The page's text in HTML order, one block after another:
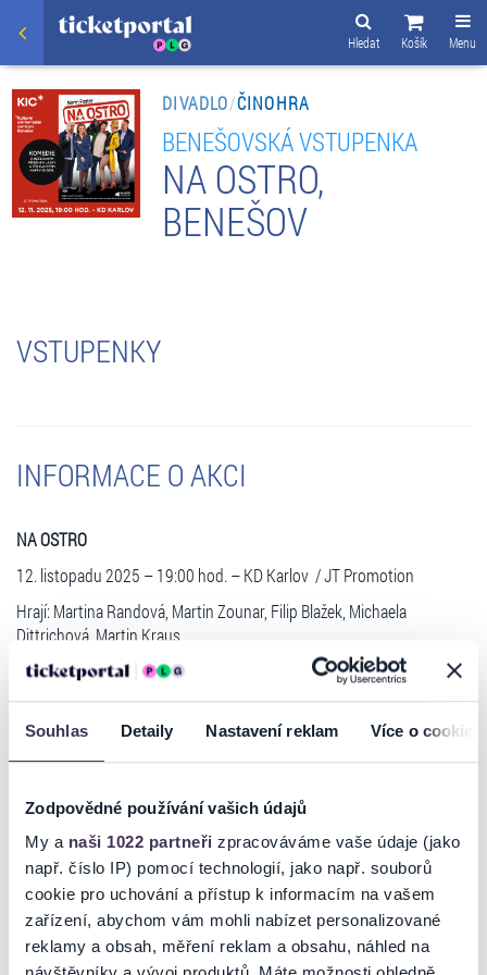
Souhlas Detaily Nastavení reklam Více o cookies
Zodpovědné používání vašich údajů
My a naši 1022 partneři zpracováváme vaše údaje (jako
např. číslo IP) pomocí technologií, jako např. souborů
cookie pro uchování a přístup k informacím na vašem
zařízení, abychom vám mohli nabízet personalizované
reklamy a obsah, měření reklam a obsahu, náhled na
Menu
Košík
Hledat
DIVADLO/ČINOHRA
BENEŠOVSKÁ VSTUPENKA
NA OSTRO,
BENEŠOV
VSTUPENKY
INFORMACE O AKCI
NA OSTRO
12. listopadu 2025 – 19:00 hod. – KD Karlov / JT Promotion
Hrají: Martina Randová, Martin Zounar, Filip Blažek, Michaela
Dittrichová, Martin Kraus
Komedie s nečekaným příběhem lásky a překvapivým happy-endem.
životní situace. Za každou cenu potřebují peníze, stejně jako jejich
rodinný přítel – zkrachovalý kameraman Alex. Jak se ale od
pomyslného dna odrazit? Při náhodném setkání s neúspěšnou leč
KIC Benešov a prodejní místa Ticketportal.cz.
BENEŠOVSKÁ VSTUPENKA
Číst více
Ticketportal je zárukou pravosti vstupenek